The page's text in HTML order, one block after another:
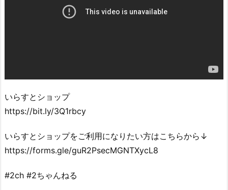
いらすとショップ
https://bit.ly/3Q1rbcy
いらすとショップをご利用になりたい方はこちらから↓
https://forms.gle/guR2PsecMGNTXycL8
#2ch #2ちゃんねる